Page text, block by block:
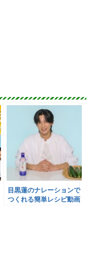
目黒蓮のナレーションで
つくれる簡単レシピ動画